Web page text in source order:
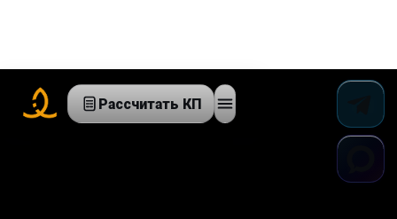
Рассчитать КП